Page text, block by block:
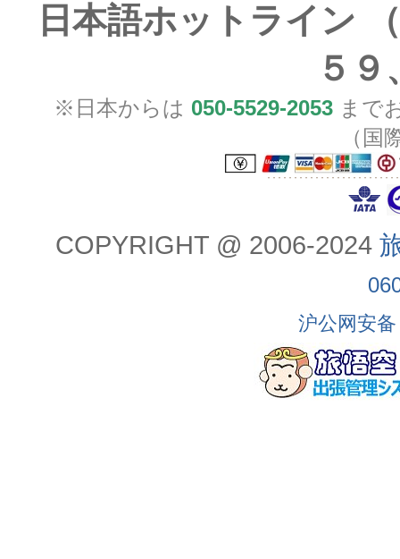
日本語ホットライン
５９
※日本からは 050-5529-2053 まで
（国
COPYRIGHT @ 2006-2024
沪公网安